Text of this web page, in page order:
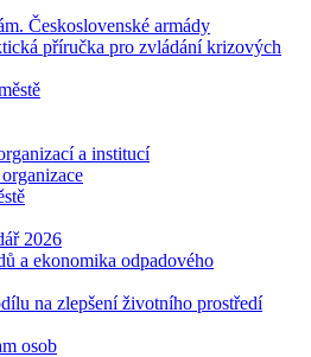
Československé armády
příručka pro zvládání krizových
a institucí
2026
a ekonomika odpadového
na zlepšení životního prostředí
osob